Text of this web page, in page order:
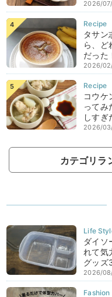
2026/
タサン
ら、ど
だった
2026/
コウケ
ってみ
しすぎ
2026/
カテゴリラ
ダイソ
れて気
グッズ
2026/